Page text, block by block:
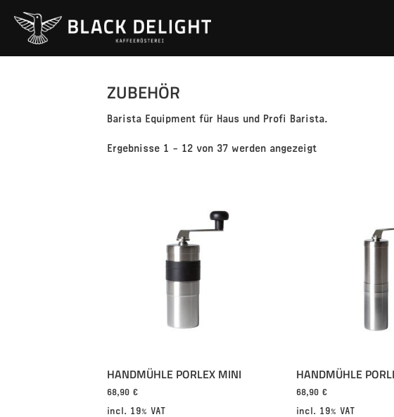
ZUBEHÖR
Barista Equipment für Haus und Profi Barista.
Ergebnisse 1 – 12 von 37 werden angezeigt
HANDMÜHLE PORLEX MINI
68,90 €
incl. 19% VAT
HANDMÜHLE
68,90 €
incl. 19% VAT